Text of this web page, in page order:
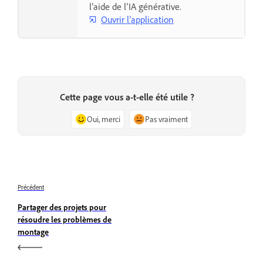
l’aide de l’IA générative.
Ouvrir l’application
Cette page vous a-t-elle été utile ?
Oui, merci Pas vraiment
Précédent
Partager des projets pour
résoudre les problèmes de
montage